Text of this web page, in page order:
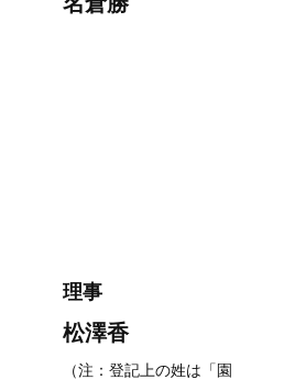
理事
松澤香
（注：登記上の姓は「園